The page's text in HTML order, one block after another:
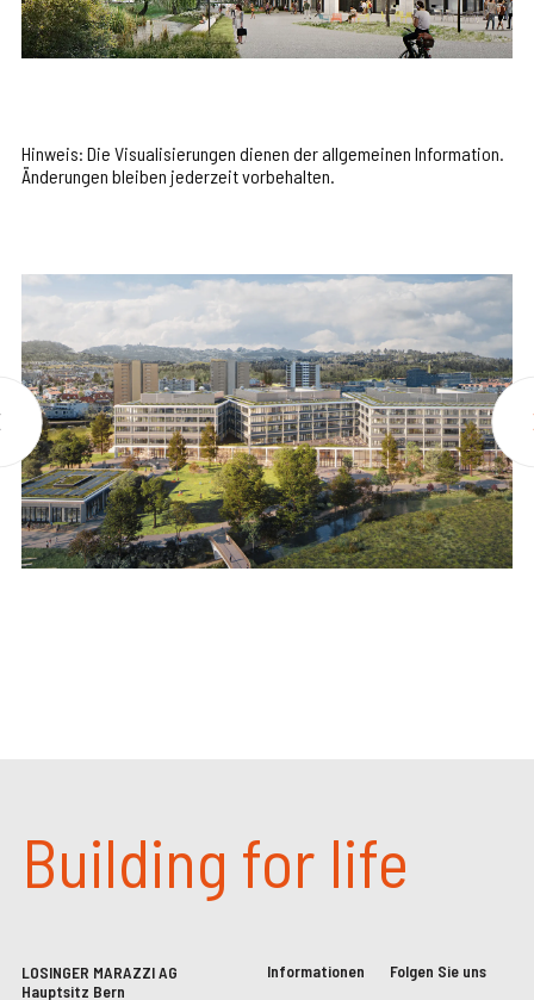
Hinweis: Die Visualisierungen dienen der allgemeinen Information.
Änderungen bleiben jederzeit vorbehalten.
Building for life
LOSINGER MARAZZI AG
Hauptsitz Bern
Informationen Folgen Sie uns